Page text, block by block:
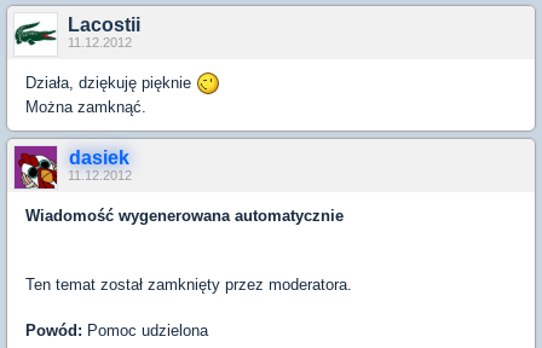
Lacostii
11.12.2012
Działa, dziękuję pięknie
Można zamknąć.
dasiek
11.12.2012
Wiadomość wygenerowana automatycznie
Ten temat został zamknięty przez moderatora.
Powód: Pomoc udzielona